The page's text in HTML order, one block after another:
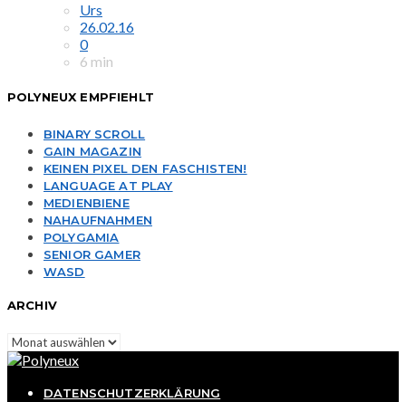
Urs
26.02.16
0
6 min
POLYNEUX EMPFIEHLT
BINARY SCROLL
GAIN MAGAZIN
KEINEN PIXEL DEN FASCHISTEN!
LANGUAGE AT PLAY
MEDIENBIENE
NAHAUFNAHMEN
POLYGAMIA
SENIOR GAMER
WASD
ARCHIV
Archiv
DATENSCHUTZERKLÄRUNG